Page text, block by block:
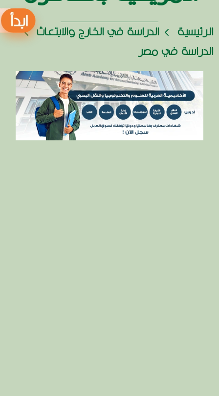
الرئيسية
الدراسة في الخارج والابتعاث
الدراسة في مصر